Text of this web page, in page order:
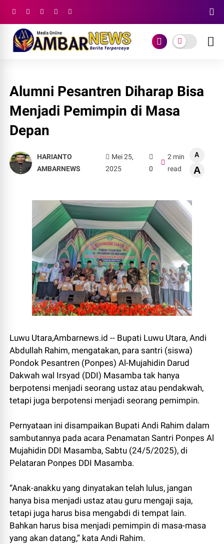
Alumni Pesantren Diharap Bisa
Menjadi Pemimpin di Masa
Depan
HARIANTO
AMBARNEWS
Mei 25,
2025
0
2 min
read
A
A
Luwu Utara,Ambarnews.id -- Bupati Luwu Utara, Andi
Abdullah Rahim, mengatakan, para santri (siswa)
Pondok Pesantren (Ponpes) Al-Mujahidin Darud
Dakwah wal Irsyad (DDI) Masamba tak hanya
berpotensi menjadi seorang ustaz atau pendakwah,
tetapi juga berpotensi menjadi seorang pemimpin.
Pernyataan ini disampaikan Bupati Andi Rahim dalam
sambutannya pada acara Penamatan Santri Ponpes Al
Mujahidin DDI Masamba, Sabtu (24/5/2025), di
Pelataran Ponpes DDI Masamba.
“Anak-anakku yang dinyatakan telah lulus, jangan
hanya bisa menjadi ustaz atau guru mengaji saja,
tetapi juga harus bisa mengabdi di tempat lain.
Bahkan harus bisa menjadi pemimpin di masa-masa
yang akan datang,” kata Andi Rahim.